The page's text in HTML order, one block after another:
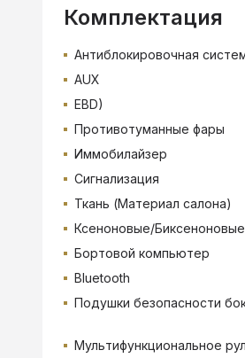
Комплектация
Антиблокировочная
AUX
EBD)
Противотуманные фары
Иммобилайзер
Сигнализация
Ткань (Материал салона)
Ксеноновые/
Бортовой компьютер
Bluetooth
Подушки безопасности
Мультифункциональное